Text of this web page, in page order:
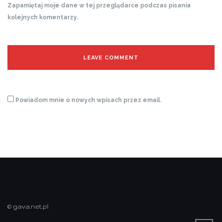
Zapamiętaj moje dane w tej przeglądarce podczas pisania
kolejnych komentarzy.
Powiadom mnie o nowych wpisach przez email.
© gava.net.pl